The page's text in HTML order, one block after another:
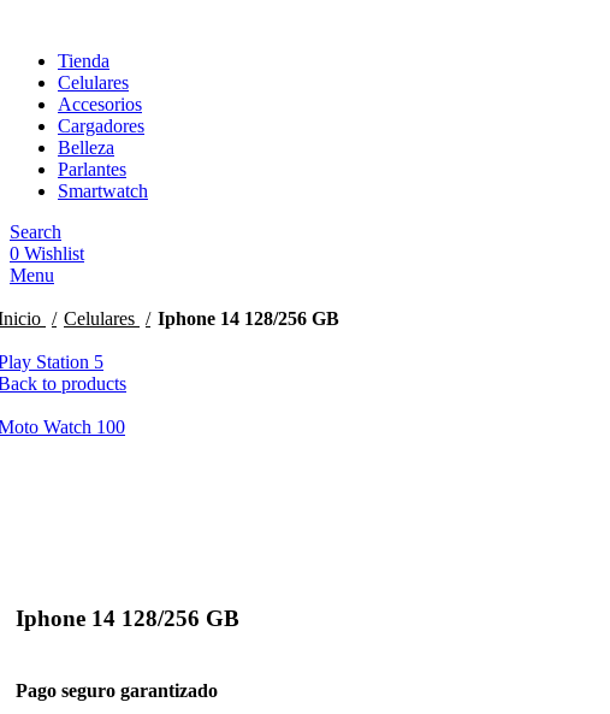
Tienda
Celulares
Accesorios
Cargadores
Belleza
Parlantes
Smartwatch
Search
0 Wishlist
Menu
Celulares Iphone 14 128/256 GB
Station 5
to products
Watch 100
Iphone 14 128/256 GB
Pago seguro garantizado